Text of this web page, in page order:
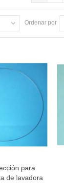
Ordenar por
para
de lavadora